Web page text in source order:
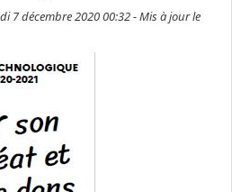
7 décembre 2020 00:32 - Mis à jour le